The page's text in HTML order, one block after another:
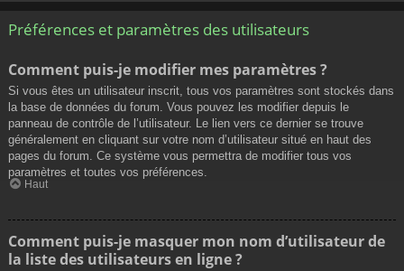
Préférences et paramètres des utilisateurs
Comment puis-je modifier mes paramètres ?
Si vous êtes un utilisateur inscrit, tous vos paramètres sont stockés dans
la base de données du forum. Vous pouvez les modifier depuis le
panneau de contrôle de l’utilisateur. Le lien vers ce dernier se trouve
généralement en cliquant sur votre nom d’utilisateur situé en haut des
pages du forum. Ce système vous permettra de modifier tous vos
paramètres et toutes vos préférences.
Haut
Comment puis-je masquer mon nom d’utilisateur de
la liste des utilisateurs en ligne ?